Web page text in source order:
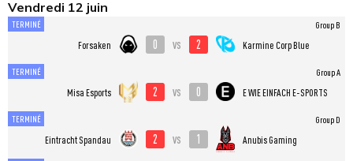
Vendredi 12 juin
TERMINÉ
Forsaken 0 vs 2 Karmine Corp Blue
Group B
TERMINÉ
Misa Esports 2 vs 0 E WIE EINFACH E-SPORTS
Group A
TERMINÉ
Eintracht Spandau 2 vs 1 Anubis Gaming
Group D